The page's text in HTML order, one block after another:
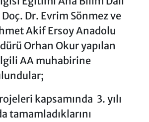
Dr. Evrim Sönmez ve
Akif Ersoy Anadolu
Orhan Okur yapılan
AA muhabirine
kapsamında 3. yılı
tamamladıklarını